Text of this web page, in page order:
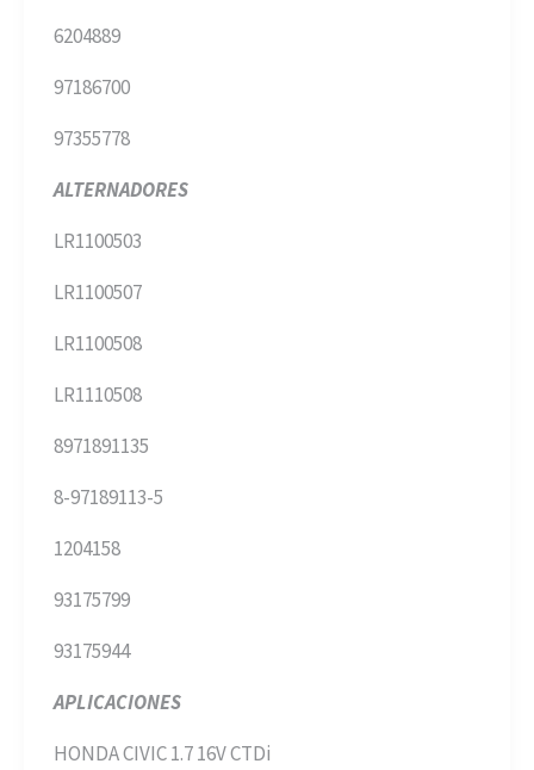
6204889
97186700
97355778
ALTERNADORES
LR1100503
LR1100507
LR1100508
LR1110508
8971891135
8-97189113-5
1204158
93175799
93175944
APLICACIONES
HONDA CIVIC 1.7 16V CTDi